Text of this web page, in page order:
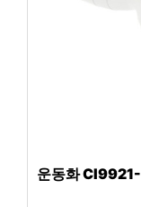
운동화